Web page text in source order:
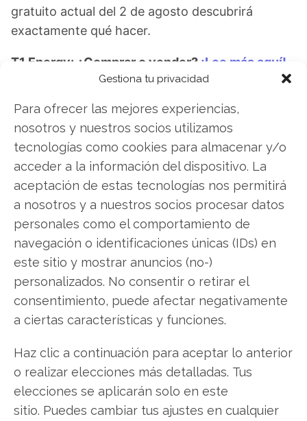
Gestiona tu privacidad
Para ofrecer las mejores experiencias,
nosotros y nuestros socios utilizamos
tecnologías como cookies para almacenar y/o
acceder a la información del dispositivo. La
aceptación de estas tecnologías nos permitirá
a nosotros y a nuestros socios procesar datos
personales como el comportamiento de
navegación o identificaciones únicas (IDs) en
este sitio y mostrar anuncios (no-)
personalizados. No consentir o retirar el
consentimiento, puede afectar negativamente
a ciertas características y funciones.
Haz clic a continuación para aceptar lo anterior
o realizar elecciones más detalladas. Tus
elecciones se aplicarán solo en este
sitio. Puedes cambiar tus ajustes en cualquier
gratuito actual del 2 de agosto descubrirá
exactamente qué hacer.
T1 Energy: ¿Comprar o vender? ¡Lee más aquí!
T1 Energy
Compartir este artículo
Twitter
LinkedIn
Copiar enlace